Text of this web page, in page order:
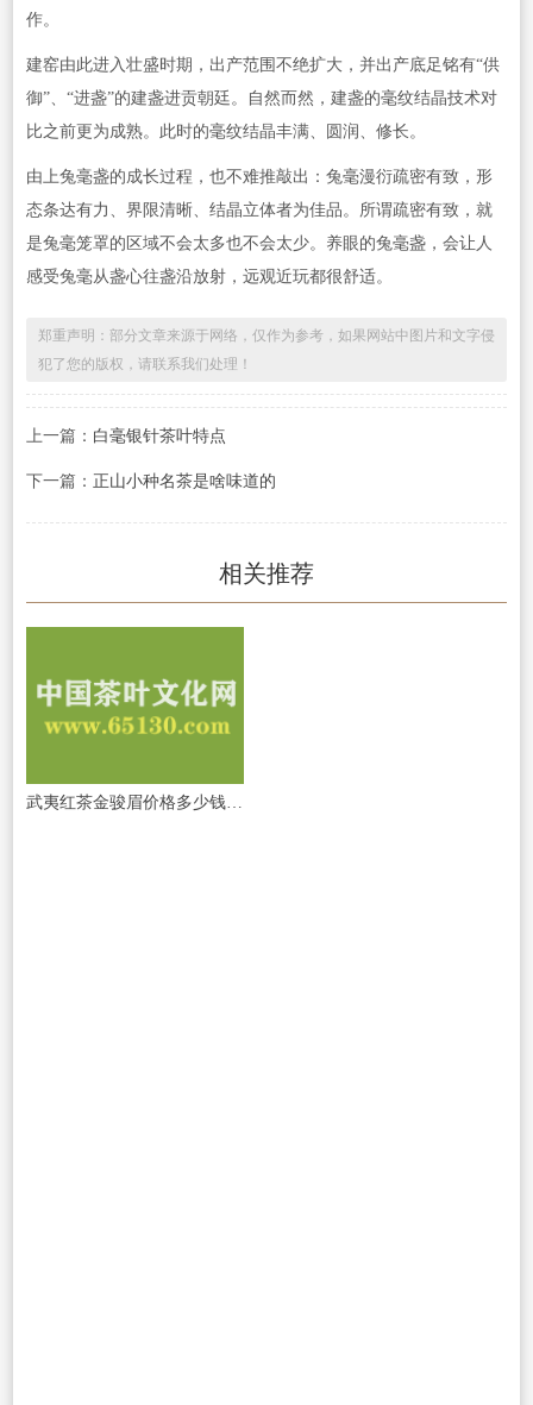
作。
建窑由此进入壮盛时期，出产范围不绝扩大，并出产底足铭有“供
御”、“进盏”的建盏进贡朝廷。自然而然，建盏的毫纹结晶技术对
比之前更为成熟。此时的毫纹结晶丰满、圆润、修长。
由上兔毫盏的成长过程，也不难推敲出：兔毫漫衍疏密有致，形
态条达有力、界限清晰、结晶立体者为佳品。所谓疏密有致，就
是兔毫笼罩的区域不会太多也不会太少。养眼的兔毫盏，会让人
感受兔毫从盏心往盏沿放射，远观近玩都很舒适。
郑重声明：部分文章来源于网络，仅作为参考，如果网站中图片和文字侵
犯了您的版权，请联系我们处理！
上一篇： 白毫银针茶叶特点
下一篇： 正山小种名茶是啥味道的
相关推荐
武夷红茶金骏眉价格多少钱一斤?